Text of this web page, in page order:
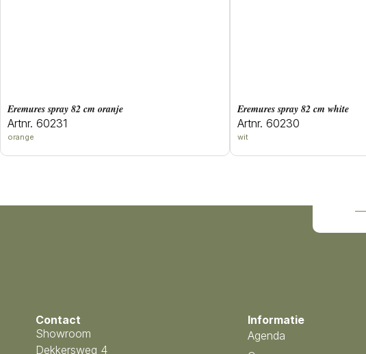
eremures spray 82 cm oranje
Artnr. 60231
orange
eremures spray 82 cm white
Artnr. 60230
wit
Contact
Showroom
Dekkersweg 4
Informatie
Agenda